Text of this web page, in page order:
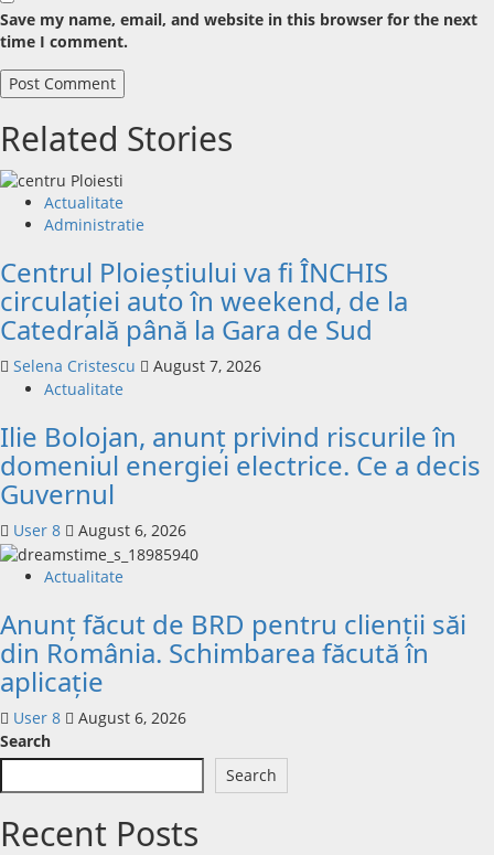
Save my name, email, and website in this browser for the next
time I comment.
Related Stories
Actualitate
Administratie
Centrul Ploieștiului va fi ÎNCHIS
circulației auto în weekend, de la
Catedrală până la Gara de Sud
Selena Cristescu
August 7, 2026
Actualitate
Ilie Bolojan, anunț privind riscurile în
domeniul energiei electrice. Ce a decis
Guvernul
User 8 August 6, 2026
Actualitate
Anunț făcut de BRD pentru clienții săi
din România. Schimbarea făcută în
aplicație
User 8
August 6, 2026
Search
Search
Recent Posts